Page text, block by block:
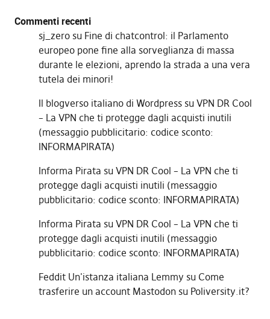
Commenti recenti
sj_zerosu Fine di chatcontrol: il Parlamento
europeo pone fine alla sorveglianza di massa
durante le elezioni, aprendo la strada a una vera
tutela dei minori!
Il blogverso italiano di Wordpresssu VPN DR Cool
– La VPN che ti protegge dagli acquisti inutili
(messaggio pubblicitario: codice sconto:
INFORMAPIRATA)
Informa Pirata su VPN DR Cool – La VPN che ti
protegge dagli acquisti inutili (messaggio
pubblicitario: codice sconto: INFORMAPIRATA)
Informa Pirata su VPN DR Cool – La VPN che ti
protegge dagli acquisti inutili (messaggio
pubblicitario: codice sconto: INFORMAPIRATA)
Feddit Un'istanza italiana Lemmy su Come
trasferire un account Mastodon su Poliversity.it?